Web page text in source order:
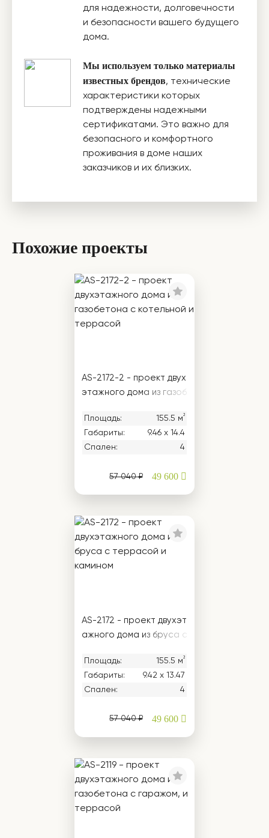
для надежности, долговечности
и безопасности вашего будущего
дома.
Мы используем только материалы
известных брендов, технические
характеристики которых
подтверждены надежными
сертификатами. Это важно для
безопасного и комфортного
проживания в доме наших
заказчиков и их близких.
Похожие проекты
AS-2172-2 - проект двух
этажного дома из газоб
ррасой
Площадь: 155.5 м²
Габариты:
9.46 х 14.4
Спален:
4
57 040 ₽ 49 600
AS-2172 - проект двухэт
ажного дома из бруса с
Площадь: 155.5 м²
Габариты:
9.42 х 13.47
Спален:
4
57 040 ₽ 49 600